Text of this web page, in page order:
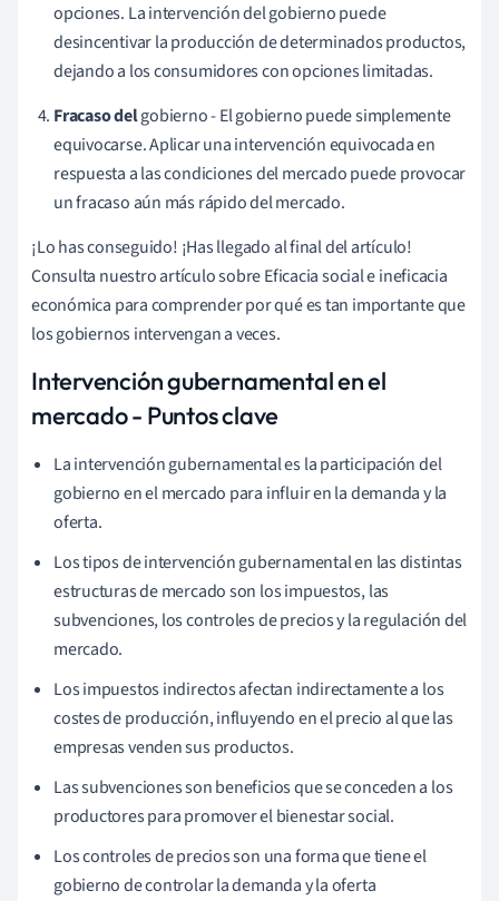
opciones. La intervención del gobierno puede
desincentivar la producción de determinados productos,
dejando a los consumidores con opciones limitadas.
Fracaso delgobierno - El gobierno puede simplemente
equivocarse. Aplicar una intervención equivocada en
respuesta a las condiciones del mercado puede provocar
un fracaso aún más rápido del mercado.
¡Lo has conseguido! ¡Has llegado al final del artículo!
Consulta nuestro artículo sobre Eficacia social e ineficacia
económica para comprender por qué es tan importante que
los gobiernos intervengan a veces.
Intervención gubernamental en el
mercado - Puntos clave
La intervención gubernamental es la participación del
gobierno en el mercado para influir en la demanda y la
oferta.
Los tipos de intervención gubernamental en las distintas
estructuras de mercado son los impuestos, las
subvenciones, los controles de precios y la regulación del
mercado.
Los impuestos indirectos afectan indirectamente a los
costes de producción, influyendo en el precio al que las
empresas venden sus productos.
Las subvenciones son beneficios que se conceden a los
productores para promover el bienestar social.
Los controles de precios son una forma que tiene el
gobierno de controlar la demanda y la oferta